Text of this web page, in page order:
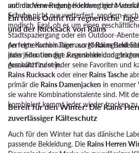
auf moderne Regenbekleidung nicht
und die Verwendung hochwertiger
Schuhenicht nur wetterfest, sondern
modisch. Egal, ob es um einen
Stadtspaziergang oder ein Outdoor-
perfekte Kombination aus Kleidung und
jeder Situation gut auszusehen und
geschützt zu sein.
Ein tolles Outfit für regnerische
und der Rucksack von Rains
An regnerischen Tagen sorgtRains
dass jeder trendige Regenbekleidung
Auswahl findet jeder seine Favoriten und
Rains Rucksack oder einer Rains Tasche
primär die Rains Damenjacken in enormer
sie wahre Kombinationstalente sind. Mit
kombiniert kommt jeder wieder trocken zu
Bereit für den Winter: Die Rains
zuverlässiger Kälteschutz
Auch für den Winter hat das dänische
passende Bekleidung. Die Rains Herren